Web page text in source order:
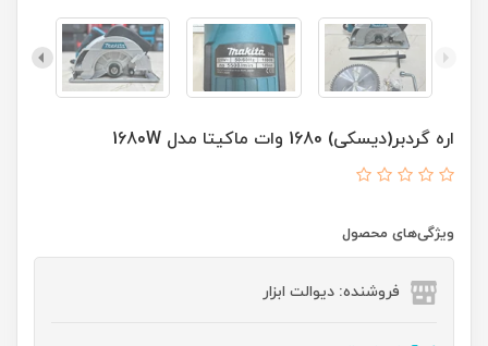
اره گردبر(دیسکی) 1680 وات ماکیتا مدل 1680W
ویژگی‌های محصول
فروشنده: دیوالت ابزار